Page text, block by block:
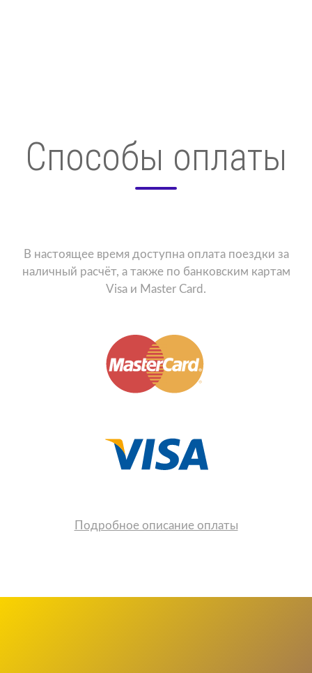
Способы оплаты
В настоящее время доступна оплата поездки за
наличный расчёт, а также по банковским картам
Visa и Master Card.
Подробное описание оплаты